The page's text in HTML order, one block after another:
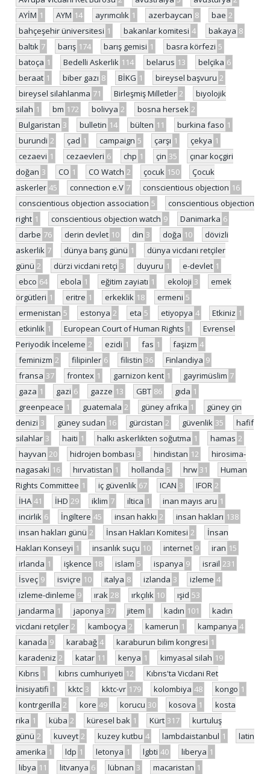
AYİM 1 AYM 14 ayrımcılık 1 azerbaycan 8 bae 2
bahçeşehir üniversitesi 1 bakanlar komitesi 4 bakaya 8
baltık 7 barış 174 barış gemisi 1 basra körfezi 5
batoça 1 Bedelli Askerlik 114 belarus 13 belçika 6
beraat 1 biber gazı 8 BİKG 1 bireysel başvuru 2
bireysel silahlanma 71 Birleşmiş Milletler 2
biyolojik
silah 1 bm 172 bolivya 2 bosna hersek 2
Bulgaristan 3 bulletin 14 bülten 11 burkina faso 1
burundi 2 çad 1 campaign 5 çarşı 1 çekya 1
cezaevi 1 cezaevleri 6 chp 1 çin 35
çınar koçgiri
doğan 3 CO 1 CO Watch 2 çocuk 150
Çocuk
askerler 45 connection e.V 7 conscientious objection 16
conscientious objection association 5
conscientious objection
right 1 conscientious objection watch 9 Danimarka 6
darbe 76 derin devlet 10 din 3 doğa 10
dövizli
askerlik 7 dünya barış günü 1
dünya vicdani retçiler
günü 2 dürzi vicdani retçi 3 duyuru 1 e-devlet 1
ebco 64 ebola 1 eğitim zayiatı 1 ekoloji 3
emek
örgütleri 1 eritre 1 erkeklik 18 ermeni 5
ermenistan 5 estonya 2 eta 5 etiyopya 4 Etkiniz 1
etkinlik 1 European Court of Human Rights 1
Evrensel
Periyodik İnceleme 2 ezidi 1 fas 1 faşizm 4
feminizm 2 filipinler 6 filistin 36 Finlandiya 9
fransa 37 frontex 1 garnizon kent 1 gayrimüslim 7
gaza 1 gazi 6 gazze 13 GBT 86 gıda 1
greenpeace 1 guatemala 2 güney afrika 1
güney çin
denizi 3 güney sudan 16 gürcistan 2 güvenlik 35
hafif
silahlar 3 haiti 1 halkı askerlikten soğutma 1 hamas 2
hayvan 20 hidrojen bombası 3 hindistan 12
hirosima-
nagasaki 16 hırvatistan 1 hollanda 5 hrw 31
Human
Rights Committee 1 iç güvenlik 67 ICAN 3 IFOR 2
İHA 41 İHD 29 iklim 7 iltica 1 inan mayıs aru 1
incirlik 6 İngiltere 45 insan hakkı 2 insan hakları 138
insan hakları günü 2 İnsan Hakları Komitesi 2
İnsan
Hakları Konseyi 1 insanlık suçu 10 internet 9 iran 15
irlanda 1 işkence 18 islam 5 ispanya 9 israil 231
İsveç 9 isviçre 10 italya 8 izlanda 3 izleme 4
izleme-dinleme 9 ırak 28 ırkçılık 10 ışid 53
jandarma 1 japonya 37 jitem 1 kadın 101
kadın
vicdani retçiler 2 kamboçya 2 kamerun 1 kampanya 4
kanada 9 karabağ 4 karaburun bilim kongresi 1
karadeniz 2 katar 11 kenya 1 kimyasal silah 19
Kıbrıs 1 kıbrıs cumhuriyeti 12
Kıbrıs'ta Vicdani Ret
İnisiyatifi 1 kktc 3 kktc-vr 179 kolombiya 48 kongo 1
kontrgerilla 2 kore 49 korucu 30 kosova 1
kosta
rika 1 küba 2 küresel bak 1 Kürt 317
kurtuluş
günü 2 kuveyt 2 kuzey kutbu 4 lambdaistanbul 1
latin
amerika 1 ldp 1 letonya 1 lgbti 40 liberya 1
libya 11 litvanya 6 lübnan 3 macaristan 1